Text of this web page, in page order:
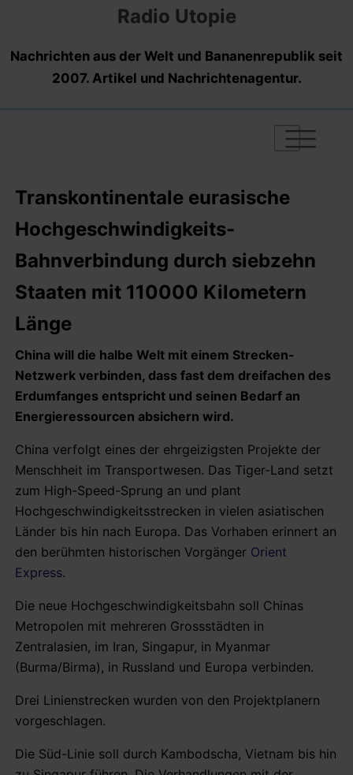
Radio Utopie
Nachrichten aus der Welt und Bananenrepublik seit
2007. Artikel und Nachrichtenagentur.
|
|
|
Transkontinentale eurasische
Hochgeschwindigkeits-
Bahnverbindung durch siebzehn
Staaten mit 110000 Kilometern
Länge
China will die halbe Welt mit einem Strecken-
Netzwerk verbinden, dass fast dem dreifachen des
Erdumfanges entspricht und seinen Bedarf an
Energieressourcen absichern wird.
China verfolgt eines der ehrgeizigsten Projekte der
Menschheit im Transportwesen. Das Tiger-Land setzt
zum High-Speed-Sprung an und plant
Hochgeschwindigkeitsstrecken in vielen asiatischen
Länder bis hin nach Europa. Das Vorhaben erinnert an
den berühmten historischen Vorgänger Orient
Express.
Die neue Hochgeschwindigkeitsbahn soll Chinas
Metropolen mit mehreren Grossstädten in
Zentralasien, im Iran, Singapur, in Myanmar
(Burma/Birma), in Russland und Europa verbinden.
Drei Linienstrecken wurden von den Projektplanern
vorgeschlagen.
Die Süd-Linie soll durch Kambodscha, Vietnam bis hin